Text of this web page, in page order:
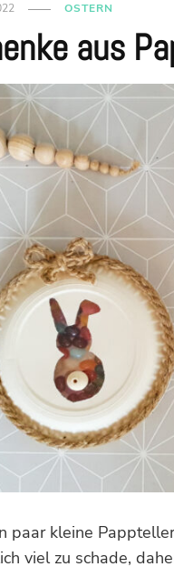
OSTERN
aus
paar kleine
viel zu schade,